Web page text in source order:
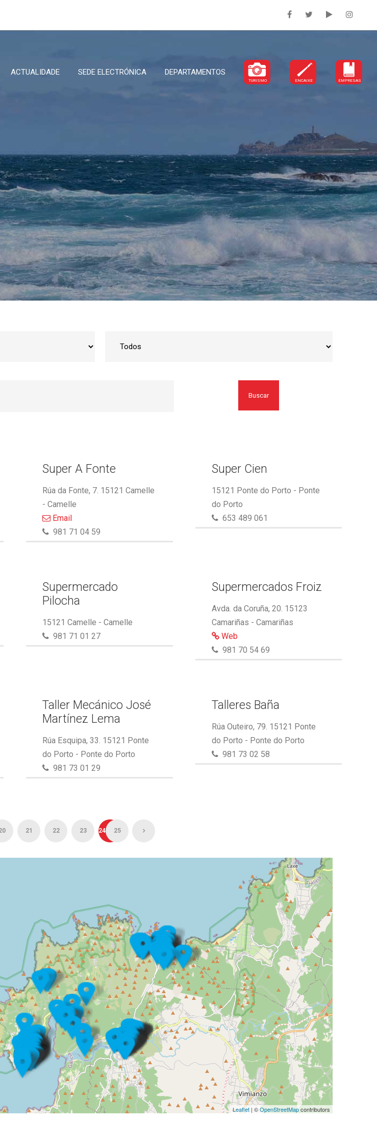
ACTUALIDADE SEDE ELECTRÓNICA DEPARTAMENTOS
TURISMO ENCAIXE EMPRESAS
Buscar
Super A Fonte
Rúa da Fonte, 7. 15121 Camelle
- Camelle
Email
981 71 04 59
Super Cien
15121 Ponte do Porto - Ponte
do Porto
653 489 061
Supermercado
Pilocha
15121 Camelle - Camelle
981 71 01 27
Supermercados Froiz
Avda. da Coruña, 20. 15123
Camariñas - Camariñas
Web
981 70 54 69
Taller Mecánico José
Martínez Lema
Rúa Esquipa, 33. 15121 Ponte
do Porto - Ponte do Porto
981 73 01 29
Talleres Baña
Rúa Outeiro, 79. 15121 Ponte
do Porto - Ponte do Porto
981 73 02 58
21 22 23 24 25
Leaflet | ©OpenStreetMapcontributors